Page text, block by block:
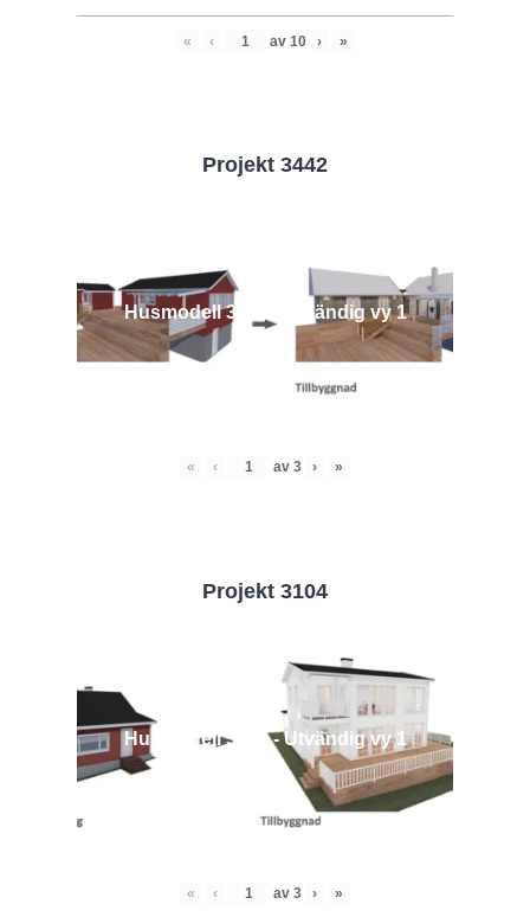
« ‹ av 10 › »
Projekt 3442
Husmodell 3442 - Utvändig vy 1
« ‹ av 3 › »
Projekt 3104
Husmodell 3104 - Utvändig vy 1
« ‹ av 3 › »